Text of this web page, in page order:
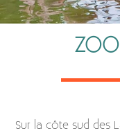
Sur la côte sud des